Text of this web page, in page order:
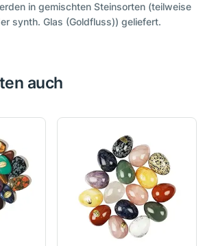
in gemischten Steinsorten (teilweise
synth. Glas (Goldfluss)) geliefert.
auch